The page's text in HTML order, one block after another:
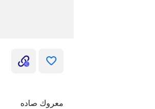
معروك صاده